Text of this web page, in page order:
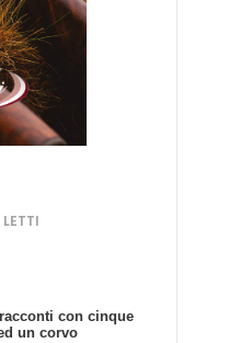
con cinque
un corvo
Scrivendo